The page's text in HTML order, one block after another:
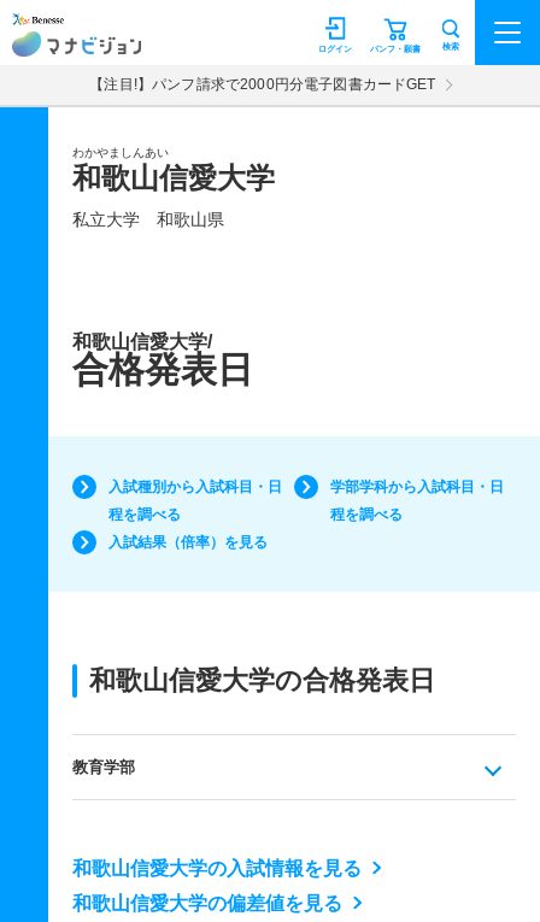
マナビジョン パンフ・願書
ログイン 検索
【注目!】パンフ請求で2000円分電子図書カードGET
わかやましんあい
和歌山信愛大学
私立大学 和歌山県
和歌山信愛大学/
合格発表日
入試種別から入試科目・日
程を調べる
学部学科から入試科目・日
程を調べる
入試結果（倍率）を見る
和歌山信愛大学の合格発表日
教育学部
和歌山信愛大学の入試情報を見る
和歌山信愛大学の偏差値を見る